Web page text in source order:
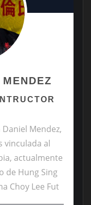
Mendez,
vinculada al
actualmente
de Hung Sing
Choy Lee Fut